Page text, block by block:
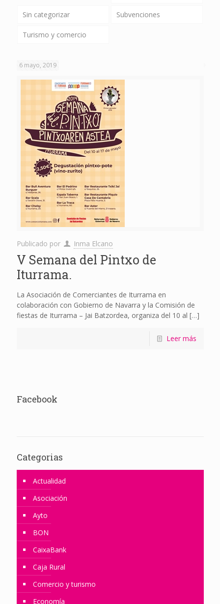
Sin categorizar Subvenciones
Turismo y comercio
6 mayo, 2019
Publicado por Inma Elcano
V Semana del Pintxo de
Iturrama.
La Asociación de Comerciantes de Iturrama en
colaboración con Gobierno de Navarra y la Comisión de
fiestas de Iturrama – Jai Batzordea, organiza del 10 al […]
Leer más
Facebook
Categorias
Actualidad
Asociación
Ayto
BON
CaixaBank
Caja Rural
Comercio y turismo
Economía